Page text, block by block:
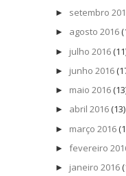
► setembro
► agosto 2016
► julho 2016
► junho 2016
► maio 2016
► abril 2016 (13)
► março 2016
► fevereiro
► janeiro 2016